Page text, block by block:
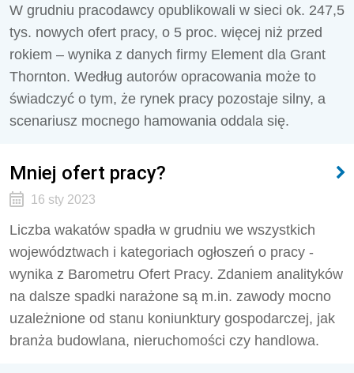
W grudniu pracodawcy opublikowali w sieci ok. 247,5
tys. nowych ofert pracy, o 5 proc. więcej niż przed
rokiem – wynika z danych firmy Element dla Grant
Thornton. Według autorów opracowania może to
świadczyć o tym, że rynek pracy pozostaje silny, a
scenariusz mocnego hamowania oddala się.
Mniej ofert pracy?
16 sty 2023
Liczba wakatów spadła w grudniu we wszystkich
województwach i kategoriach ogłoszeń o pracy -
wynika z Barometru Ofert Pracy. Zdaniem analityków
na dalsze spadki narażone są m.in. zawody mocno
uzależnione od stanu koniunktury gospodarczej, jak
branża budowlana, nieruchomości czy handlowa.